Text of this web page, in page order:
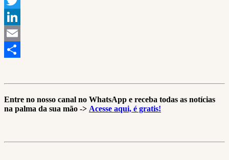
Twitter
LinkedIn
Email
Entre no nosso canal no WhatsApp e receba todas as notícias
na palma da sua mão -> Acesse aqui, é gratis!